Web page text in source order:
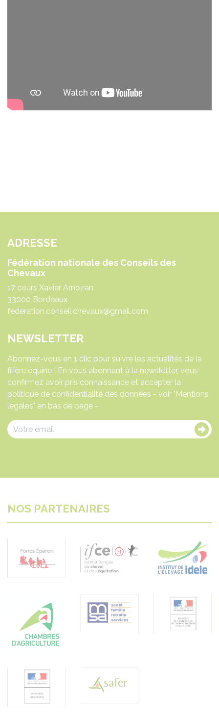
ADRESSE
Fédération nationale des Conseils des
Chevaux
17 cours Xavier Arnozan
33000 Bordeaux
federation.conseil.chevaux@gmail.com
NEWSLETTER
Abonnez-vous en 1 clic pour suivre les actualités de la
filière équine ! En vous abonnant à la newsletter, vous
confirmez avoir pris connaissance et accepter la
politique de confidentialité des données - voir "Mentions
légales" en bas de page -
NOS PARTENAIRES